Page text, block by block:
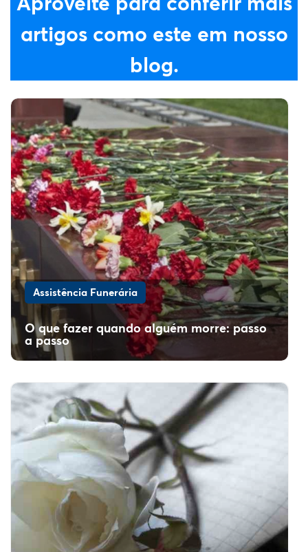
artigos como este em nosso
blog.
Assistência Funerária
O que fazer quando alguém morre: passo
a passo